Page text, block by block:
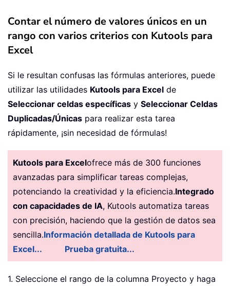
Contar el número de valores únicos en un
rango con varios criterios con Kutools para
Excel
Si le resultan confusas las fórmulas anteriores, puede
utilizar las utilidades Kutools para Excel de
Seleccionar celdas específicas y Seleccionar Celdas
Duplicadas/Únicas para realizar esta tarea
rápidamente, ¡sin necesidad de fórmulas!
Kutools para Excelofrece más de 300 funciones
avanzadas para simplificar tareas complejas,
potenciando la creatividad y la eficiencia.Integrado
con capacidades de IA, Kutools automatiza tareas
con precisión, haciendo que la gestión de datos sea
sencilla.Información detallada de Kutools para
Excel...
Prueba gratuita...
1. Seleccione el rango de la columna Proyecto y haga